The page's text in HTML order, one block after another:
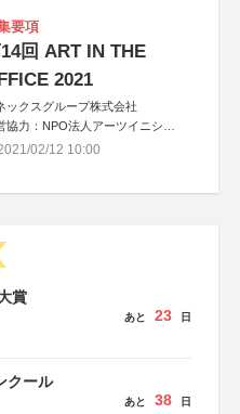
要項
回 ART IN THE
2021
ックスグループ株式会社
協力：NPO法人アーツイニシア
ヴトウキョウ[AIT/エイト]
02/12 10:00
賞
あと 23 日
クール
あと 38 日